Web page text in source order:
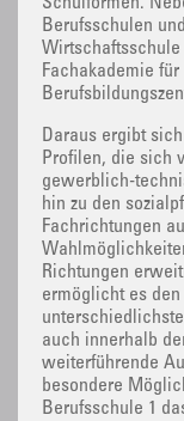
Berufsschulen
Fachakademie
Daraus ergibt
Profilen, die sich
gewerblich-
hin zu den
Fachrichtungen
Richtungen
ermöglicht es
auch innerhalb
weiterführende
besondere
Berufsschule 1